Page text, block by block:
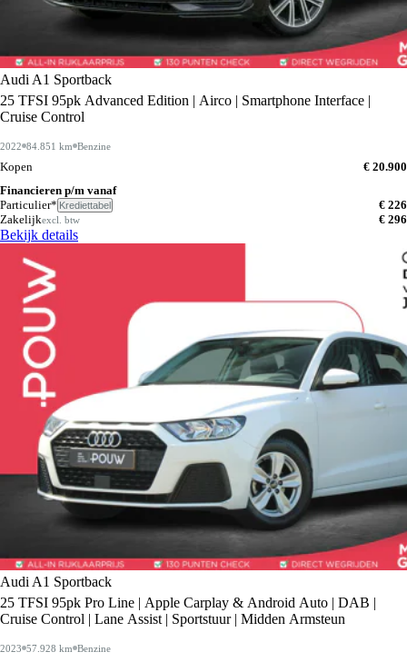
Audi A1 Sportback
25 TFSI 95pk Advanced Edition | Airco | Smartphone Interface |
Cruise Control
2022 84.851 km Benzine
Kopen
€ 20.900
Financieren p/m vanaf
Particulier* Krediettabel
€ 226
Zakelijkexcl. btw € 296
Bekijk details
Audi A1 Sportback
25 TFSI 95pk Pro Line | Apple Carplay & Android Auto | DAB |
Cruise Control | Lane Assist | Sportstuur | Midden Armsteun
2023 57.928 km Benzine